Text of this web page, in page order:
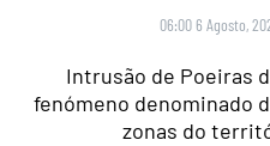
06:00 6 Agosto,
Intrusão de Poeiras
fenómeno denominado
zonas do